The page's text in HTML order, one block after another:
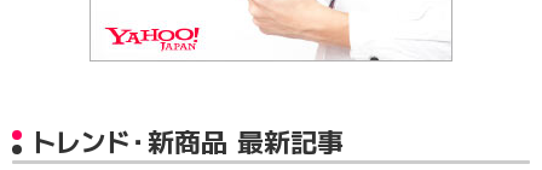
トレンド・新商品 最新記事